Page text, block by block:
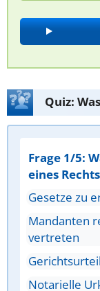
Quiz:
Frage 1/5:
eines
Gesetze zu
Mandanten
vertreten
Notarielle